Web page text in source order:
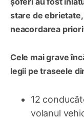
stare de
neacordarea
Cele mai grave
legii pe traseele
12
volanul